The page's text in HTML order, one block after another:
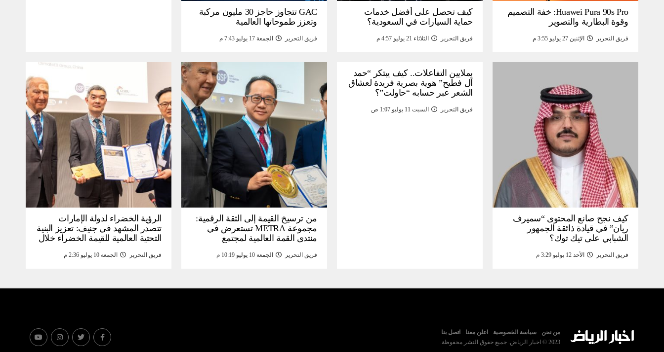
Huawei Pura 90s Pro: خفة التصميم
وقوة البطارية والتصوير
فريق التحرير الإثنين 27 يوليو 3:55 م
كيف تحصل على أفضل خدمات
حماية السيارات في السعودية؟
فريق التحرير الثلاثاء 21 يوليو 4:57 م
GAC تتجاوز حاجز 30 مليون مركبة
وتعزز طموحاتها العالمية
فريق التحرير الجمعة 17 يوليو 7:43 م
كيف نجح صانع المحتوى “سميرف
ريان” في قيادة ذائقة الجمهور
الشبابي على تيك توك؟
فريق التحرير الأحد 12 يوليو 3:29 م
بملايين التفاعلات.. كيف يبتكر “حمد
آل فطيح” هوية بصرية فريدة لعشاق
الشعر عبر حسابه “حاولت”؟
فريق التحرير السبت 11 يوليو 1:07 ص
من ترسيخ القيمة إلى الثقة الرقمية:
مجموعة METRA تستعرض في
منتدى القمة العالمية لمجتمع
تحتية للأصول الرقمية المدعومة
فريق التحرير الجمعة 10 يوليو 10:19 م
الرؤية الخضراء لدولة الإمارات
تتصدر المشهد في جنيف: تعزيز البنية
التحتية العالمية للقيمة الخضراء خلال
المعلومات WSIS 2026 وقمة “الذكاء
فريق التحرير الجمعة 10 يوليو 2:36 م
من نحن سياسة الخصوصية اعلن معنا
اتصل بنا
2023 © اخبار الرياض. جميع حقوق النشر محفوظة.